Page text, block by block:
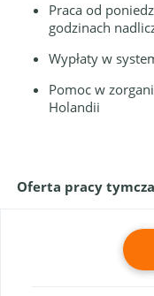
Praca od
godzinach
Wypłaty w
Pomoc w
Holandii
Oferta pracy